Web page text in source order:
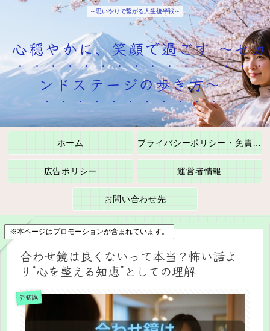
～思いやりで繋がる人生後半戦～
心穏やかに、笑顔で過ごす ～セカ
ンドステージの歩き方～
ホーム
広告ポリシー 運営者情報
お問い合わせ先
※本ページはプロモーションが含まれています。
合わせ鏡は良くないって本当？怖い話よ
り“心を整える知恵”としての理解
豆知識